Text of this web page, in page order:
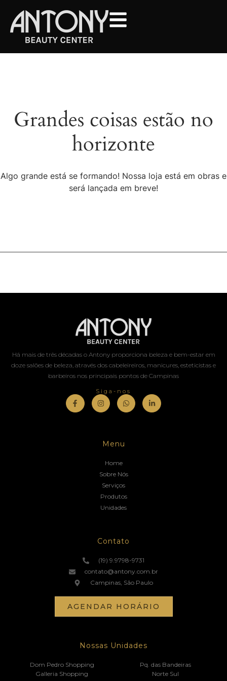
Grandes coisas estão no
horizonte
Algo grande está se formando! Nossa loja está em obras e
será lançada em breve!
Há mais de três décadas o Antony proporciona beleza e bem-estar em
doze salões de beleza, através dos cabeleireiros, manicures, esteticistas e
barbeiros nos principais pontos de Campinas
Siga-nos
Menu
Home
Sobre Nós
Serviços
Produtos
Unidades
Contato
(19) 9.9798-9731
contato@antony.com.br
Campinas, São Paulo
AGENDAR HORÁRIO
Nossas Unidades
Dom Pedro Shopping
Galleria Shopping
Pq. das Bandeiras
Norte Sul